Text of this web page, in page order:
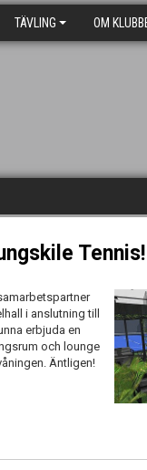
TÄVLING OM
Tennis!
i anslutning till
erbjuda en
och lounge
Äntligen!